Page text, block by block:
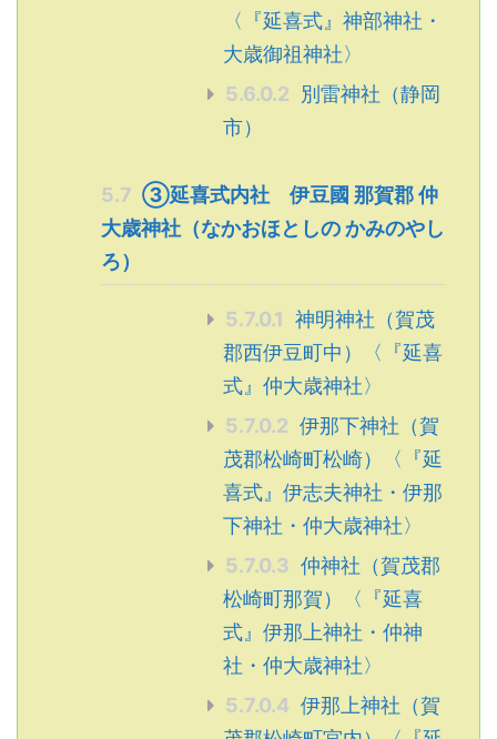
〈『延喜式』神部神社・
大歳御祖神社〉
5.6.0.2
別雷神社（静岡
市）
5.7 ③延喜式内社 伊豆國 那賀郡 仲
大歳神社（なかおほとしの かみのやし
ろ）
5.7.0.1 神明神社（賀茂
郡西伊豆町中）〈『延喜
式』仲大歳神社〉
5.7.0.2 伊那下神社（賀
茂郡松崎町松崎）〈『延
喜式』伊志夫神社・伊那
下神社・仲大歳神社〉
5.7.0.3 仲神社（賀茂郡
松崎町那賀）〈『延喜
式』伊那上神社・仲神
社・仲大歳神社〉
5.7.0.4 伊那上神社（賀